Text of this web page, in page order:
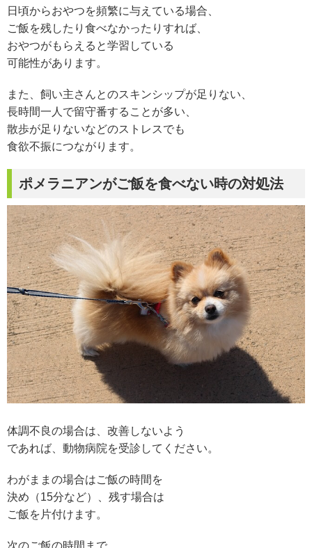
日頃からおやつを頻繁に与えている場合、
ご飯を残したり食べなかったりすれば、
おやつがもらえると学習している
可能性があります。
また、飼い主さんとのスキンシップが足りない、
長時間一人で留守番することが多い、
散歩が足りないなどのストレスでも
食欲不振につながります。
ポメラニアンがご飯を食べない時の対処法
体調不良の場合は、改善しないよう
であれば、動物病院を受診してください。
わがままの場合はご飯の時間を
決め（15分など）、残す場合は
ご飯を片付けます。
次のご飯の時間まで、